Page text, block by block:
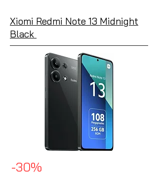
Xiomi Redmi Note 13 Midnight
Black
-30%